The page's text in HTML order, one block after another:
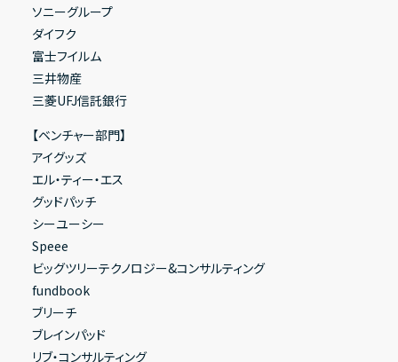
ソニーグループ
ダイフク
富士フイルム
三井物産
三菱UFJ信託銀行
【ベンチャー部門】
アイグッズ
エル・ティー・エス
グッドパッチ
シーユーシー
Speee
ビッグツリーテクノロジー&コンサルティング
fundbook
ブリーチ
ブレインパッド
リブ・コンサルティング